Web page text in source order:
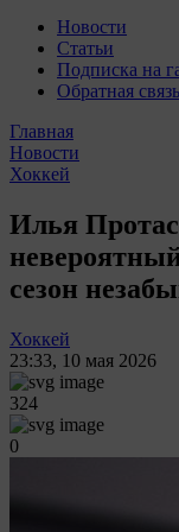
Новости
Статьи
Подписка на
Обратная связь
Главная
Новости
Хоккей
Илья
сезон
Хоккей
23:33, 10 мая 2026
324
0